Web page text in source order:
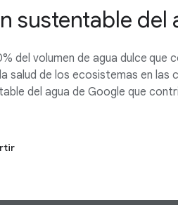
sustentable del
del volumen de agua dulce
salud de los ecosistemas en
del agua de Google que